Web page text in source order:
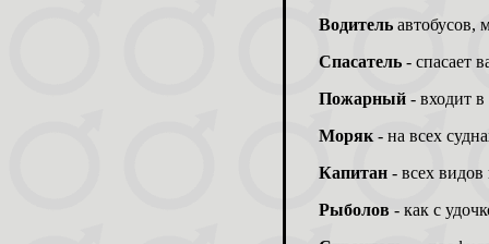
Водитель автобусов,
Спасатель- спасает
Пожарный- входит
Моряк - на всех
Капитан - всех видов
Рыболов - как с